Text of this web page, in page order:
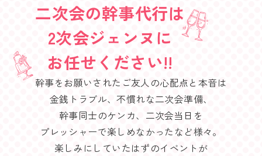
二次会の幹事代行は
2次会ジェンヌに
お任せください!!
幹事をお願いされたご友人の心配点と本音は
金銭トラブル、不慣れな二次会準備、
幹事同士のケンカ、二次会当日を
プレッシャーで楽しめなかったなど様々。
楽しみにしていたはずのイベントが